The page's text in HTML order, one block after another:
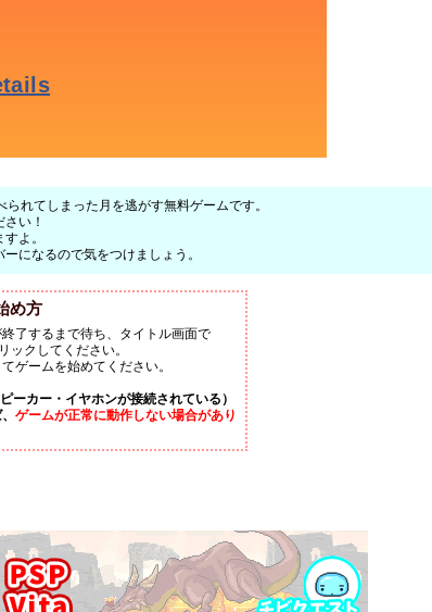
られてしまった月を逃がす無料ゲームです。
い！
よ。
になるので気をつけましょう。
め方
了するまで待ち、タイトル画面で
ックしてください。
ゲームを始めてください。
ーカー・イヤホンが接続されている）
ゲームが正常に動作しない場合があり